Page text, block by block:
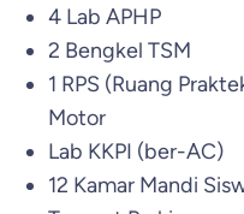
4 Lab APHP
2 Bengkel TSM
1 RPS (Ruang
Motor
Lab KKPI (ber-AC)
12 Kamar Mandi